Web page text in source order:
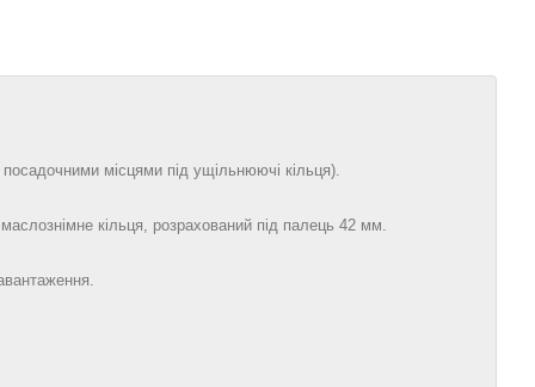
місцями під ущільнюючі кільця).
кільця, розрахований під палець 42 мм.